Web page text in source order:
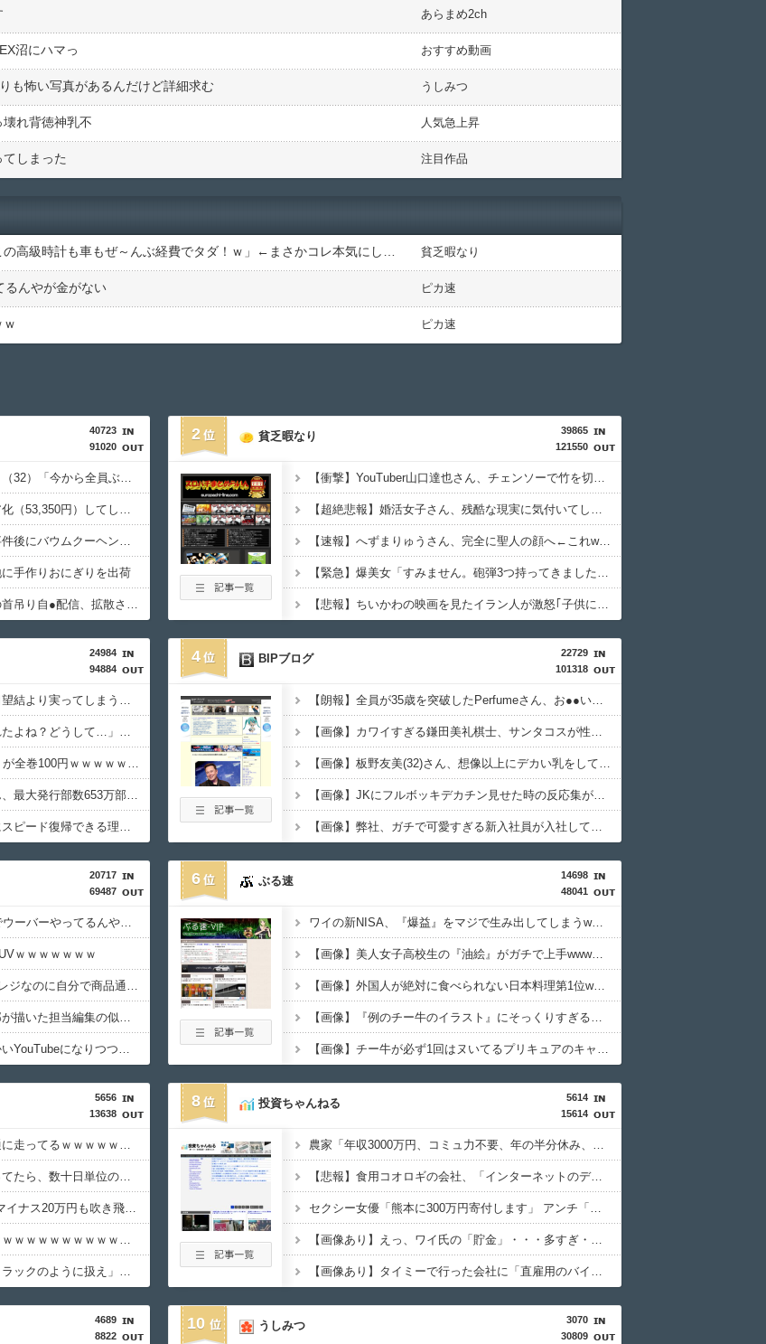
あらまめ2ch
沼にハマっ おすすめ動画
も怖い写真があるんだけど詳細求む うしみつ
壊れ背徳神乳不 人気急上昇
てしまった 注目作品
貧乏暇なり
んやが金がない ピカ速
ピカ速
40723
91020
生活保護を打ち切られたニート（32）「今から全員ぶっ殺しに行ってやる」当然逮捕
【画像】大谷翔平、フィギュア化（53,350円）してしまうｗｗｗｗｗ
ジャンポケ斉藤の被害女性「事件後にバウムクーヘン売ったりTikTokライブしててムカついた」
手作りおにぎりを出荷
【閲覧注意】元臆女キャバ嬢の首吊り自●配信、拡散されまくって終わるｗｗｗｗｗｗｗ
2
39865
121550
貧乏暇なり
【衝撃】YouTuber山口達也さん、チェンソーで竹を切るだけで600万再生を突破してしまう←正直、こう言うのでいいんだよなw w w w w w w w
【超絶悲報】婚活女子さん、残酷な現実に気付いてしまった結果…
【速報】へずまりゅうさん、完全に聖人の顔へ←これw w w w w w w w
【緊急】爆美女「すみません。砲弾3つ持ってきました」警察「！？」自衛隊「！？」→結果w w w w w w w w
【悲報】ちいかわの映画を見たイラン人が激怒｢子供に見せる内容じゃない｡悪影響は計り知れない｣←これw w w w w w w w w
24984
94884
【超画像】本田望結の妹、本田望結より実ってしまう・・・
【謎】斉藤慎二「同意してくれたよね？どうして…」被害女性「彼は言葉が通じないモンスター」
【朗報】Amazonで「GANTZ」が全巻100円ｗｗｗｗｗｗｗｗｗｗ
【悲報】週刊少年ジャンプさん、最大発行部数653万部から急降下でついに100万部を割ってしまう
【謎】広末涼子さんが地上波にスピード復帰できる理由、誰にも分からない・・・
4
22729
101318
BIPブログ
【朗報】全員が35歳を突破したPerfumeさん、お●●いwwww
【画像】カワイすぎる鎌田美礼棋士、サンタコスが性的すぎる
【画像】板野友美(32)さん、想像以上にデカい乳をしてしまうwww
【画像】JKにフルボッキデカチン見せた時の反応集がこちらww
【画像】弊社、ガチで可愛すぎる新入社員が入社してしまうwwww
20717
69487
ワイ手取り15万正社員→副業でウーバーやってるんやが金がない
ｗｗｗｗｗｗｗ
【悲報】Z世代「なんでセルフレジなのに自分で商品通さないといけないんだ」
ワンピース原作者・尾田栄一郎が描いた担当編集の似顔絵「ムダに東大卒」
最近のテレビって、ただのでかいYouTubeになりつつあるよな
6
14698
48041
ぶる速
ワイの新NISA、『爆益』をマジで生み出してしまうwwwwwwwww
【画像】美人女子高校生の『油絵』がガチで上手wwwwww
【画像】外国人が絶対に食べられない日本料理第1位wwwwwwwww
【画像】『例のチー牛のイラスト』にそっくりすぎる男の子wwwwwww
【画像】チー牛が必ず1回はヌいてるプリキュアのキャラがこちらwww
5656
13638
【画像】福岡、こんなのが普通に走ってるｗｗｗｗｗｗｗｗｗｗｗｗｗｗｗｗ
体調不良で休んでパチンコ通ってたら、数十日単位の証拠写真撮られて会社クビになった
【悲報】NISA大暴落 一晩でマイナス20万円も吹き飛んだもよう
【画像】避難飯、レベチｗｗｗｗｗｗｗｗｗｗｗｗｗｗｗ
ブラジル「日本人を満載したトラックのように扱え」→ 差別として問題に→ 「一般的表現！」と弁明
8
5614
15614
投資ちゃんねる
農家「年収3000万円、コミュ力不要、年の半分休み、午前で終わる仕事」←コイツ
【悲報】食用コオロギの会社、「インターネットのデマ」のせいで倒産ｗｗｗｗｗ
セクシー女優「熊本に300万円寄付します」 アンチ「汚い金ありがとう♥」
【画像あり】えっ、ワイ氏の「貯金」・・・多すぎ・・・？
【画像あり】タイミーで行った会社に「直雇用のバイト」で行った結果ｗｗｗｗｗ
4689
8822
10
3070
30809
うしみつ